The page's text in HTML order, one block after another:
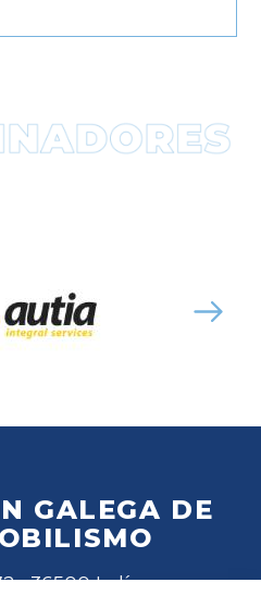
GALEGA DE
· 36500 Lalín